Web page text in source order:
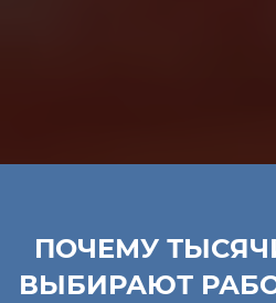
ПОЧЕМУ
ВЫБИРАЮТ